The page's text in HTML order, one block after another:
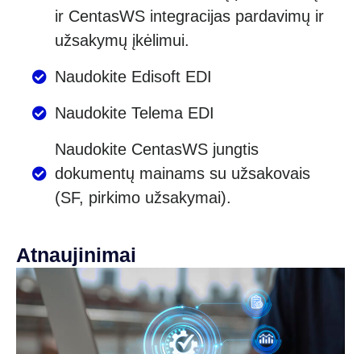
ir CentasWS integracijas pardavimų ir
užsakymų įkėlimui.
Naudokite Edisoft EDI
Naudokite Telema EDI
Naudokite CentasWS jungtis
dokumentų mainams su užsakovais
(SF, pirkimo užsakymai).
Atnaujinimai